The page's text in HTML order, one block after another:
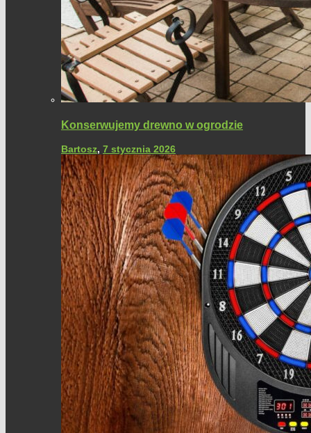
Konserwujemy drewno w ogrodzie
Bartosz, 7 stycznia 2026